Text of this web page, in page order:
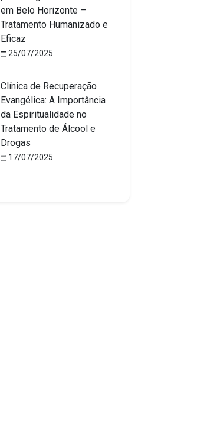
em Belo Horizonte –
Tratamento Humanizado e
Eficaz
25/07/2025
Clínica de Recuperação
Evangélica: A Importância
da Espiritualidade no
Tratamento de Álcool e
Drogas
17/07/2025